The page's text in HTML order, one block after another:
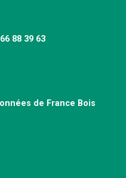
88 39 63
de France Bois